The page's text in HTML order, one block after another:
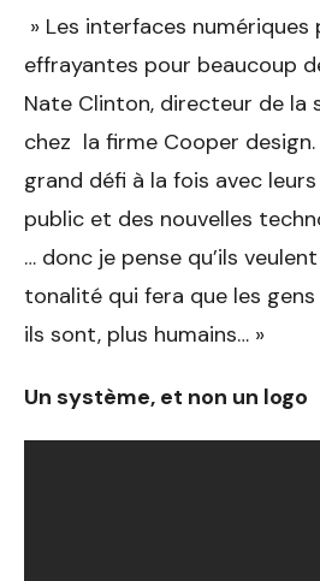
» Les interfaces
effrayantes pour beaucoup
Nate Clinton, directeur de
chez la firme Cooper design.
grand défi à la fois avec
public et des nouvelles
… donc je pense qu’ils
tonalité qui fera que les
ils sont, plus humains… »
Un système, et non un logo